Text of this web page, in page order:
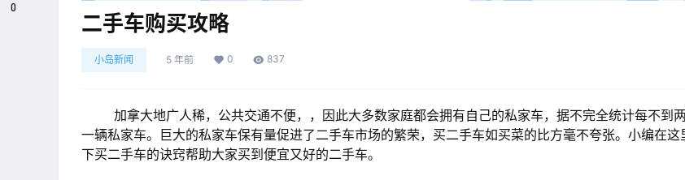
二手车购买攻略
小岛新闻 5 年前 0 837
加拿大地广人稀，公共交通不便，，因此大多数家庭都会拥有自己的私家车，据不完全统计每不到
一辆私家车。巨大的私家车保有量促进了二手车市场的繁荣，买二手车如买菜的比方毫不夸张。小编在这
下买二手车的诀窍帮助大家买到便宜又好的二手车。
0